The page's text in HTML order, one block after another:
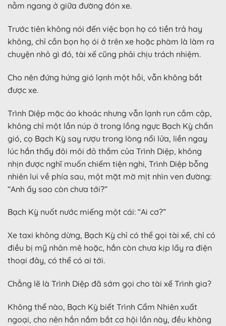
nằm ngang ở giữa đường đón xe.
Trước tiên không nói đến việc bọn họ có tiền trả hay
không, chỉ cần bọn họ ói ở trên xe hoặc phàm là làm ra
chuyện nhỏ gì đó, tài xế cũng phải chịu trách nhiệm.
Cho nên đứng hứng gió lạnh một hồi, vẫn không bắt
được xe.
Trình Diệp mặc áo khoác nhưng vẫn lạnh run cầm cập,
không chỉ một lần núp ở trong lồng ngực Bạch Kỳ chắn
gió, cọ Bạch Kỳ say rượu trong lòng nổi lửa, liền ngay
lúc hắn thấy đôi môi đỏ thắm của Trình Diệp, không
nhịn được nghĩ muốn chiếm tiện nghi, Trình Diệp bỗng
nhiên lui về phía sau, một mặt mờ mịt nhìn ven đường:
“Anh ấy sao còn chưa tới?”
Bạch Kỳ nuốt nước miếng một cái: “Ai cơ?”
Xe taxi không dừng, Bạch Kỳ chỉ có thể gọi tài xế, chỉ có
điều bị mỹ nhân mê hoặc, hắn còn chưa kịp lấy ra điện
thoại đây, có thể có ai tới.
Chẳng lẽ là Trình Diệp đã sớm gọi cho tài xế Trình gia?
Không thể nào, Bạch Kỳ biết Trình Cẩm Nhiên xuất
ngoại, cho nên hắn nắm bắt cơ hội lần này, đều không